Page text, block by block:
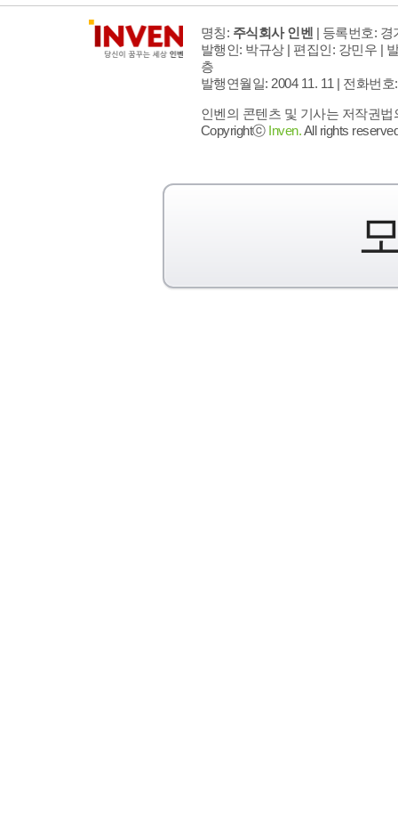
명칭: 주식회사 인벤 | 등록번호: 경
발행인: 박규상 | 편집인: 강민우 |
층
발행연월일: 2004 11. 11 | 전화번호
인벤의 콘텐츠 및 기사는 저작권
Copyrightⓒ Inven.All rights